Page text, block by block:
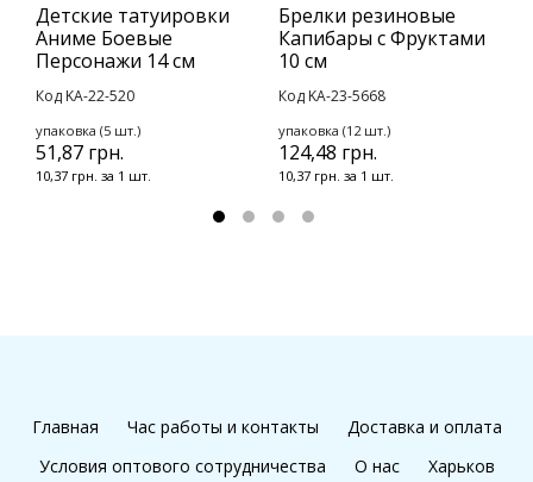
Детские татуировки
Аниме Боевые
Персонажи 14 см
Код KA-22-520
упаковка (5 шт.)
51,87 грн.
10,37 грн. за 1 шт.
Брелки резиновые
Капибары с Фруктами
10 см
Код KA-23-5668
упаковка (12 шт.)
124,48 грн.
10,37 грн. за 1 шт.
Главная Час работы и контакты
Доставка и оплата
Условия оптового сотрудничества
О нас Харьков